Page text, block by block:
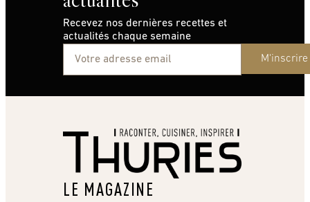
Recevez nos dernières recettes et
actualités chaque semaine
M'inscrire
LE MAGAZINE